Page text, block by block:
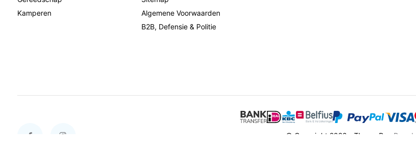
Kamperen
Algemene Voorwaarden
B2B, Defensie & Politie
© Copyright 2026 - Theme By eBrands